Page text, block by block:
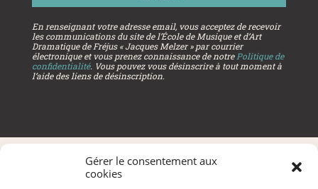
Gérer le consentement aux
cookies
En renseignant votre adresse email, vous acceptez de recevoir
les communications du site de l’École de Musique et d’Art
Dramatique de Fréjus « Jacques Melzer » par courrier
électronique et vous prenez connaissance de notre Politique de
confidentialité. Vous pouvez vous désinscrire à tout moment à
l’aide des liens de désinscription.
« Jacques Melzer »
Mentions légales